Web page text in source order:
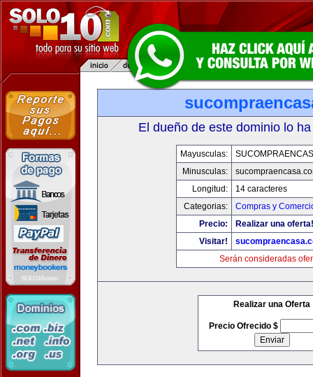
El dueño de este dominio lo
Mayusculas:
Minusculas:
Longitud:
14 caracteres
Categorias:
Compras y
Precio:
Realizar una oferta!
Visitar!
Serán consideradas
Realizar una Oferta
Precio Ofrecido $